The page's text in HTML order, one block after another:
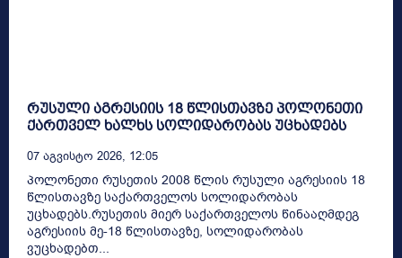
რუსული აგრესიის 18 წლისთავზე პოლონეთი
ქართველ ხალხს სოლიდარობას უცხადებს
07 Აგვისტო 2026, 12:05
პოლონეთი რუსეთის 2008 წლის რუსული აგრესიის 18
წლისთავზე საქართველოს სოლიდარობას
უცხადებს.რუსეთის მიერ საქართველოს წინააღმდეგ
აგრესიის მე-18 წლისთავზე, სოლიდარობას
ვუცხადებთ...